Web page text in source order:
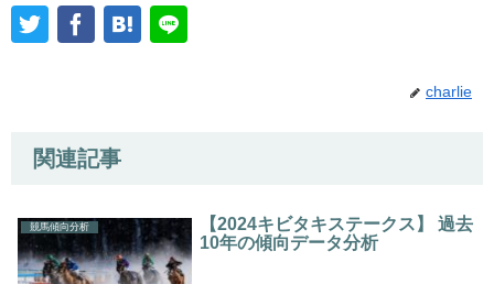
charlie
関連記事
競馬傾向分析
【2024キビタキステークス】 過去
10年の傾向データ分析